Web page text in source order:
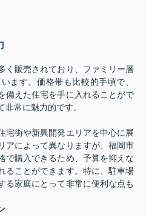
く販売されており、ファミリー層
ます。価格帯も比較的手頃で、
備えた住宅を手に入れることがで
常に魅力的です。
宅街や新興開発エリアを中心に展
アによって異なりますが、福岡市
で購入できるため、予算を抑えな
ることができます。特に、駐車場
る家庭にとって非常に便利な点も